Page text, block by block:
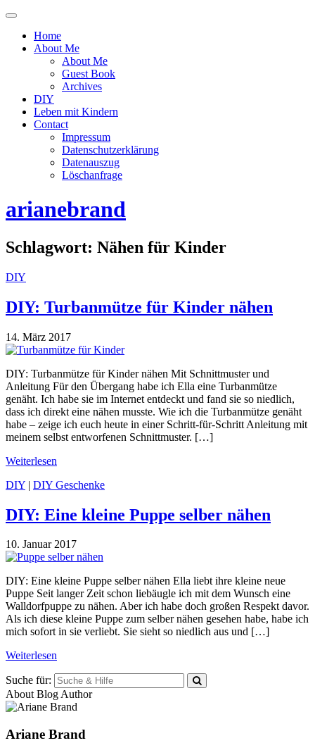
Menü
oder
ausblenden
Home
About Me
About Me
Guest Book
Archives
DIY
Leben mit Kindern
Contact
Impressum
Datenschutzerklärung
Datenauszug
Löschanfrage
arianebrand
Schlagwort: Nähen für Kinder
DIY
DIY: Turbanmütze für Kinder nähen
14. März 2017
DIY: Turbanmütze für Kinder nähen Mit Schnittmuster und
Anleitung Für den Übergang habe ich Ella eine Turbanmütze
genäht. Ich habe sie im Internet entdeckt und fand sie so niedlich,
dass ich direkt eine nähen musste. Wie ich die Turbanmütze genäht
habe – zeige ich euch heute in einer Schritt-für-Schritt Anleitung mit
meinem selbst entworfenen Schnittmuster. […]
Weiterlesen
DIY | DIY Geschenke
DIY: Eine kleine Puppe selber nähen
10. Januar 2017
DIY: Eine kleine Puppe selber nähen Ella liebt ihre kleine neue
Puppe Seit langer Zeit schon liebäugle ich mit dem Wunsch eine
Walldorfpuppe zu nähen. Aber ich habe doch großen Respekt davor.
Als ich diese kleine Puppe zum selber nähen gesehen habe, habe ich
mich sofort in sie verliebt. Sie sieht so niedlich aus und […]
Weiterlesen
Suche für:
About Blog Author
Ariane Brand